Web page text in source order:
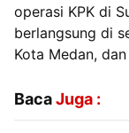
operasi KPK di
berlangsung di
Kota Medan,
BacaJuga :